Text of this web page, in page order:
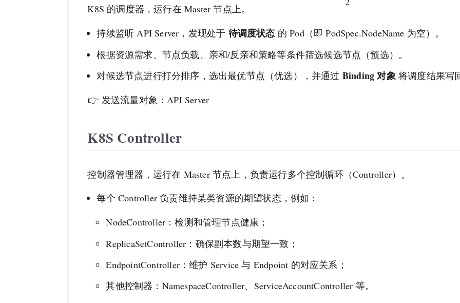
K8S 的调度器，运行在 Master 节点上。
持续监听 API Server，发现处于 待调度状态 的 Pod（即 PodSpec.NodeName 为空）。
根据资源需求、节点负载、亲和/反亲和策略等条件筛选候选节点（预选）。
对候选节点进行打分排序，选出最优节点（优选），并通过 Binding 对象将调度结果写
👉 发送流量对象：API Server
K8S Controller
控制器管理器，运行在 Master 节点上，负责运行多个控制循环（Controller）。
每个 Controller 负责维持某类资源的期望状态，例如：
NodeController：检测和管理节点健康；
ReplicaSetController：确保副本数与期望一致；
EndpointController：维护 Service 与 Endpoint 的对应关系；
其他控制器：NamespaceController、ServiceAccountController 等。